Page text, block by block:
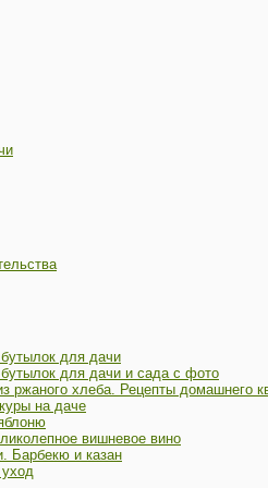
для дачи
для дачи и сада с фото
ржаного хлеба. Рецепты домашнего
на даче
вишневое вино
Барбекю и казан